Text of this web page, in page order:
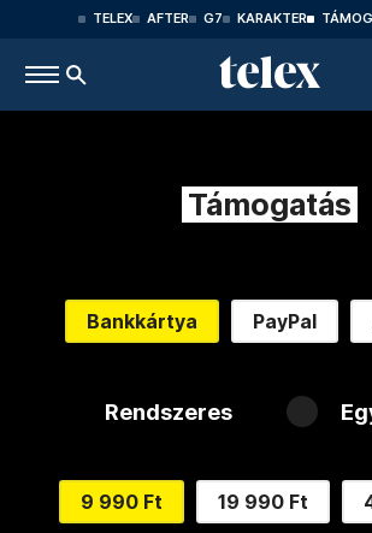
TELEX AFTER G7 KARAKTER
Támogatás
Bankkártya PayPal
Rendszeres
9 990 Ft 19 990 Ft